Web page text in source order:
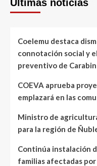
Últimas noticias
Coelemu destaca
connotación social y
preventivo de
COEVA aprueba
emplazará en las
Ministro de
para la región de
Continúa instalación
familias afectadas